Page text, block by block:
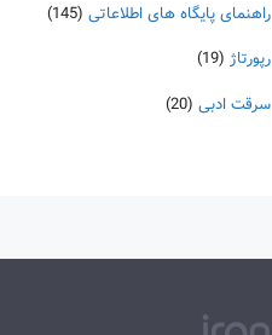
راهنمای پایگاه های اطلاعاتی (145)
رپورتاژ (19)
سرقت ادبی (20)